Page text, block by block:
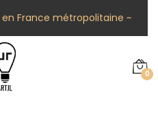
France métropolitaine ~
0